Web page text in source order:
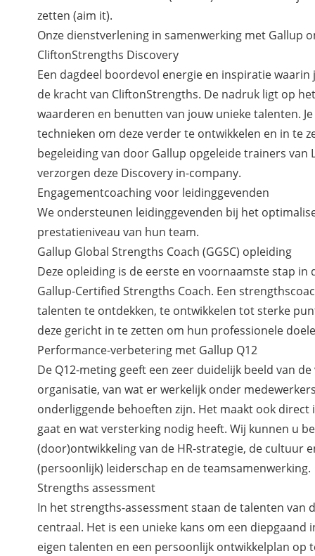
zetten (aim it).
Onze dienstverlening in samenwerking met Gallup
CliftonStrengths Discovery
Een dagdeel boordevol energie en inspiratie waarin
de kracht van CliftonStrengths. De nadruk ligt op
waarderen en benutten van jouw unieke talenten.
technieken om deze verder te ontwikkelen en in te
begeleiding van door Gallup opgeleide trainers van
verzorgen deze Discovery in-company.
Engagementcoaching voor leidinggevenden
We ondersteunen leidinggevenden bij het
prestatieniveau van hun team.
Gallup Global Strengths Coach (GGSC) opleiding
Deze opleiding is de eerste en voornaamste stap in
Gallup-Certified Strengths Coach. Een
talenten te ontdekken, te ontwikkelen tot sterke
deze gericht in te zetten om hun professionele
Performance-verbetering met Gallup Q12
De Q12-meting geeft een zeer duidelijk beeld van
organisatie, van wat er werkelijk onder
onderliggende behoeften zijn. Het maakt ook direct
gaat en wat versterking nodig heeft. Wij kunnen u
(door)ontwikkeling van de HR-strategie, de cultuur
(persoonlijk) leiderschap en de teamsamenwerking.
Strengths assessment
In het strengths-assessment staan de talenten van
centraal. Het is een unieke kans om een diepgaand
eigen talenten en een persoonlijk ontwikkelplan op